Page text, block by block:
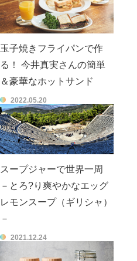
玉子焼きフライパンで作
る！ 今井真実さんの簡単
＆豪華なホットサンド
2022.05.20
スープジャーで世界一周
－とろ?り爽やかなエッグ
レモンスープ（ギリシャ）
－
2021.12.24